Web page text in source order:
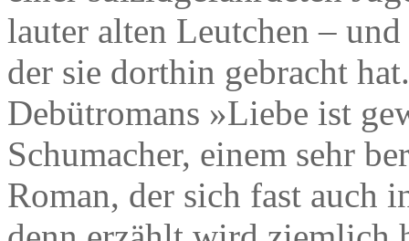
lauter alten Leutchen –
der sie dorthin gebracht
Debütromans »Liebe ist
Schumacher, einem sehr
Roman, der sich fast auch